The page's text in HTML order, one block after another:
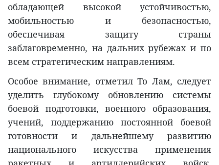
обладающей высокой устойчивостью,
мобильностью и безопасностью,
обеспечивая защиту страны
заблаговременно, на дальних рубежах и по
всем стратегическим направлениям.
Особое внимание, отметил То Лам, следует
уделить глубокому обновлению системы
боевой подготовки, военного образования,
учений, поддержанию постоянной боевой
готовности и дальнейшему развитию
национального искусства применения